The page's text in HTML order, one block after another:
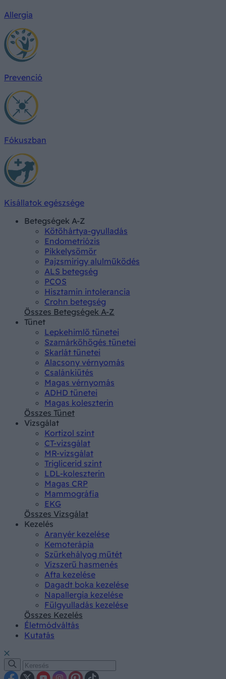
Allergia
Prevenció
Fókuszban
Kisállatok egészsége
Betegségek A-Z
Kötőhártya-gyulladás
Endometriózis
Pikkelysömör
Pajzsmirigy alulműködés
ALS betegség
PCOS
Hisztamin intolerancia
Crohn betegség
Összes Betegségek A-Z
Tünet
Lepkehimlő tünetei
Szamárköhögés tünetei
Skarlát tünetei
Alacsony vérnyomás
Csalánkiütés
Magas vérnyomás
ADHD tünetei
Magas koleszterin
Összes Tünet
Vizsgálat
Kortizol szint
CT-vizsgálat
MR-vizsgálat
Triglicerid szint
LDL-koleszterin
Magas CRP
Mammográfia
EKG
Összes Vizsgálat
Kezelés
Aranyér kezelése
Kemoterápia
Szürkehályog műtét
Vízszerű hasmenés
Afta kezelése
Dagadt boka kezelése
Napallergia kezelése
Fülgyulladás kezelése
Összes Kezelés
Életmódváltás
Kutatás